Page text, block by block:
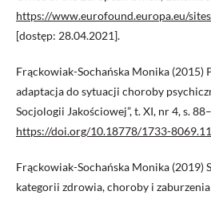
https://www.eurofound.europa.eu/
[dostęp: 28.04.2021].
Frąckowiak-Sochańska Monika (2015)
adaptacja do sytuacji choroby
Socjologii Jakościowej”, t. XI, nr 4, s.
https://doi.org/10.18778/1733-
Frąckowiak-Sochańska Monika (2019)
kategorii zdrowia, choroby i